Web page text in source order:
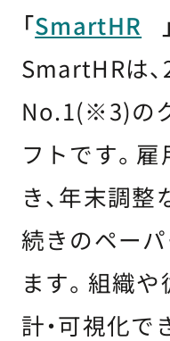
「SmartHR
SmartHRは
No.1(※3)の
フトです。
き、年末調
続きのペー
ます。組織
計・可視化で